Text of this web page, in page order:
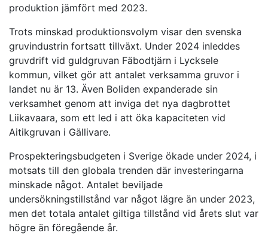
produktion jämfört med 2023.
Trots minskad produktionsvolym visar den svenska
gruvindustrin fortsatt tillväxt. Under 2024 inleddes
gruvdrift vid guldgruvan Fäbodtjärn i Lycksele
kommun, vilket gör att antalet verksamma gruvor i
landet nu är 13. Även Boliden expanderade sin
verksamhet genom att inviga det nya dagbrottet
Liikavaara, som ett led i att öka kapaciteten vid
Aitikgruvan i Gällivare.
Prospekteringsbudgeten i Sverige ökade under 2024, i
motsats till den globala trenden där investeringarna
minskade något. Antalet beviljade
undersökningstillstånd var något lägre än under 2023,
men det totala antalet giltiga tillstånd vid årets slut var
högre än föregående år.